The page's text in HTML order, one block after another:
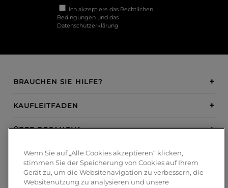
Ich akzeptiere das Rechtlichen
Bedingungen und das
Datenschutzerklärung
BRAUCHEN SIE HILFE?
KAUFLEITFADEN
ÜBER BOSANOVA
INSPIRATION
ZAHLUNGSMETHODEN
Wenn Sie auf „Alle Cookies akzeptieren“ klicken,
stimmen Sie der Speicherung von Cookies auf Ihrem
Gerät zu, um die Websitenavigation zu verbessern, die
Websitenutzung zu analysieren und unsere